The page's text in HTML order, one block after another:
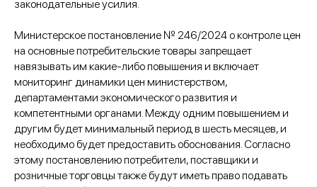
законодательные усилия.
Министерское постановление № 246/2024 о контроле цен
на основные потребительские товары запрещает
навязывать им какие-либо повышения и включает
мониторинг динамики цен министерством,
департаментами экономического развития и
компетентными органами. Между одним повышением и
другим будет минимальный период в шесть месяцев, и
необходимо будет предоставить обоснования. Согласно
этому постановлению потребители, поставщики и
розничные торговцы также будут иметь право подавать